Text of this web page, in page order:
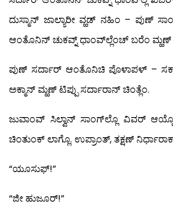
ದುಸ್ಮಾನ್ ಜಾಲ್ಯಾರೀ ವ್ಹಡ್ ನಹಿಂ – ಪುಣ್
ಆಂತೊನಿನ್ ಚುಕವ್ನ್ ಧಾಂವ್‍ಲ್ಲೆಂಚ್ ಬರೆಂ
ಪುಣ್ ಸರ್ದಾರ್ ಆಂತೊನಿಚಿ ಪೊಳಾಪಳ್ –
ಅಕ್ಮಾನ್ ಮ್ಹಣ್ ಟಿಪ್ಪು ಸರ್ದಾರಾನ್ ಚಿಂತ್ಲೆಂ.
ಜುವಾಂವ್ ಸಿಲ್ವಾನ್ ಸಾಂಗ್‍ಲ್ಲೊ ವಿವರ್
ಚಿಂತುಂಕ್ ಲಾಗ್ಲೊ. ಉಪ್ರಾಂತ್, ತಕ್ಷಣ್
“ಯೂಸುಫ್!”
“ಜೀ ಹುಜೂರ್!”